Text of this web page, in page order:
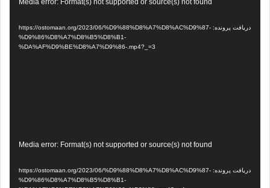
Media error: Format(s) not supported or source(s) not found
دریافت پرونده: https://ostomaan.org/2023/06/%D9%88%D8%A7%D8%AC%D9%87-
%D9%86%D8%A7%D8%B5%D8%B1-
%DA%AF%D9%BE%D8%A7%D9%86-.mp4?_=3
Media error: Format(s) not supported or source(s) not found
دریافت پرونده: https://ostomaan.org/2023/06/%D9%88%D8%A7%D8%AC%D9%87-
%D9%86%D8%A7%D8%B5%D8%B1-